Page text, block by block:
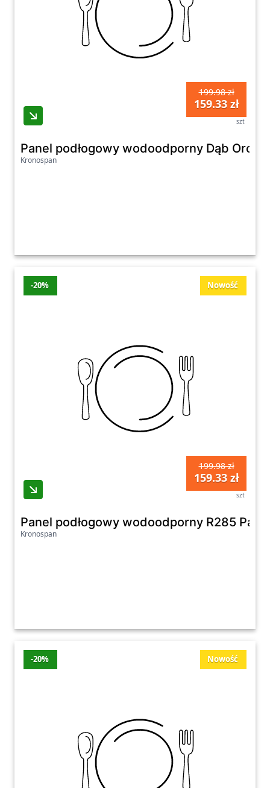
199.98 zł
159.33 zł
szt
Panel podłogowy wodoodporny Dąb
Kronospan
Nowość
-20%
199.98 zł
159.33 zł
szt
Panel podłogowy wodoodporny R285
Kronospan
Nowość
-20%